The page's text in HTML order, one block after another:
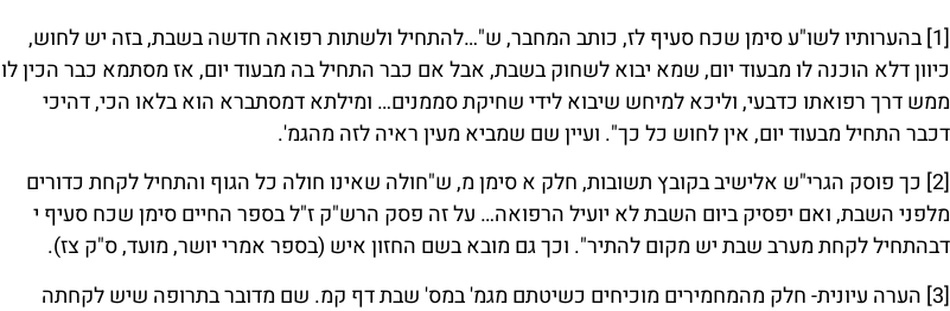
[1]
בהערותיו לשו"ע סימן שכח סעיף לז, כותב המחבר, ש"…להתחיל ולשתות רפואה חדשה בשבת, בזה יש לחוש,
כיוון דלא הוכנה לו מבעוד יום, שמא יבוא לשחוק בשבת, אבל אם כבר התחיל בה מבעוד יום, אז מסתמא כבר הכין לו
ממש דרך רפואתו כדבעי, וליכא למיחש שיבוא לידי שחיקת סממנים… ומילתא דמסתברא הוא בלאו הכי, דהיכי
דכבר התחיל מבעוד יום, אין לחוש כל כך". ועיין שם שמביא מעין ראיה לזה מהגמ'.
[2]
כך פוסק הגרי"ש אלישיב בקובץ תשובות, חלק א סימן מ, ש"חולה שאינו חולה כל הגוף והתחיל לקחת כדורים
מלפני השבת, ואם יפסיק ביום השבת לא יועיל הרפואה… על זה פסק הרש"ק ז"ל בספר החיים סימן שכח סעיף י
דבהתחיל לקחת מערב שבת יש מקום להתיר". וכך גם מובא בשם החזון איש (בספר אמרי יושר, מועד, ס"ק צז).
[3]
הערה עיונית- חלק מהמחמירים מוכיחים כשיטתם מגמ' במס' שבת דף קמ. שם מדובר בתרופה שיש לקחתה